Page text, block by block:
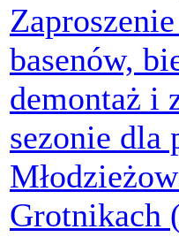
basenów,
demontaż i
sezonie dla
Grotnikach